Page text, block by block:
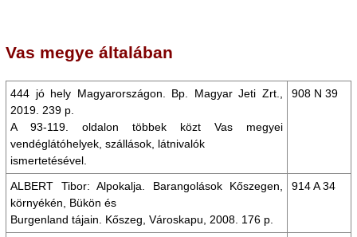
Vas megye általában
444 jó hely Magyarországon. Bp. Magyar Jeti Zrt.,
2019. 239 p.
A 93-119. oldalon többek közt Vas megyei
vendéglátóhelyek, szállások, látnivalók
ismertetésével.
908 N 39
ALBERT Tibor: Alpokalja. Barangolások Kőszegen,
környékén, Bükön és
Burgenland tájain. Kőszeg, Városkapu, 2008. 176 p.
914 A 34